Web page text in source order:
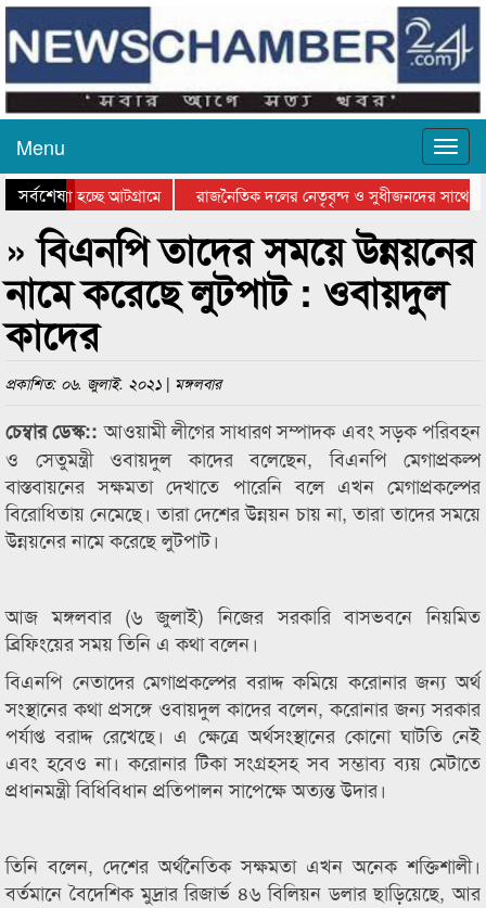
Menu
সর্বশেষ
যাওয়া হচ্ছে আটগ্রামে
রাজনৈতিক দলের নেতৃবৃন্দ ও সুধীজনদের সাথে
পুরস্কার বিতরণ সম্পন্ন
সিলেটে বাংলাদেশ গ্রুপ থিয়েটার ফেডারেশানের
» বিএনপি তাদের সময়ে উন্নয়নের
নামে করেছে লুটপাট : ওবায়দুল
কাদের
প্রকাশিত: ০৬. জুলাই. ২০২১ | মঙ্গলবার
চেম্বার ডেস্ক::আওয়ামী লীগের সাধারণ সম্পাদক এবং সড়ক পরিবহন
ও সেতুমন্ত্রী ওবায়দুল কাদের বলেছেন, বিএনপি মেগাপ্রকল্প
বাস্তবায়নের সক্ষমতা দেখাতে পারেনি বলে এখন মেগাপ্রকল্পের
বিরোধিতায় নেমেছে। তারা দেশের উন্নয়ন চায় না, তারা তাদের সময়ে
উন্নয়নের নামে করেছে লুটপাট।
আজ মঙ্গলবার (৬ জুলাই) নিজের সরকারি বাসভবনে নিয়মিত
ব্রিফিংয়ের সময় তিনি এ কথা বলেন।
বিএনপি নেতাদের মেগাপ্রকল্পের বরাদ্দ কমিয়ে করোনার জন্য অর্থ
সংস্থানের কথা প্রসঙ্গে ওবায়দুল কাদের বলেন, করোনার জন্য সরকার
পর্যাপ্ত বরাদ্দ রেখেছে। এ ক্ষেত্রে অর্থসংস্থানের কোনো ঘাটতি নেই
এবং হবেও না। করোনার টিকা সংগ্রহসহ সব সম্ভাব্য ব্যয় মেটাতে
প্রধানমন্ত্রী বিধিবিধান প্রতিপালন সাপেক্ষে অত্যন্ত উদার।
তিনি বলেন, দেশের অর্থনৈতিক সক্ষমতা এখন অনেক শক্তিশালী।
বর্তমানে বৈদেশিক মুদ্রার রিজার্ভ ৪৬ বিলিয়ন ডলার ছাড়িয়েছে, আর